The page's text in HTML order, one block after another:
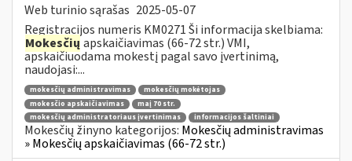
Web turinio sąrašas 2025-05-07
Registracijos numeris KM0271 Ši informacija skelbiama:
Mokesčių apskaičiavimas (66-72 str.) VMI,
apskaičiuodama mokestį pagal savo įvertinimą,
naudojasi:...
mokesčių administravimas
mokesčių mokėtojas
mokesčio apskaičiavimas
maį 70 str.
mokesčių administratoriaus įvertinimas
informacijos šaltiniai
Mokesčių žinyno kategorijos: Mokesčių administravimas
» Mokesčių apskaičiavimas (66-72 str.)